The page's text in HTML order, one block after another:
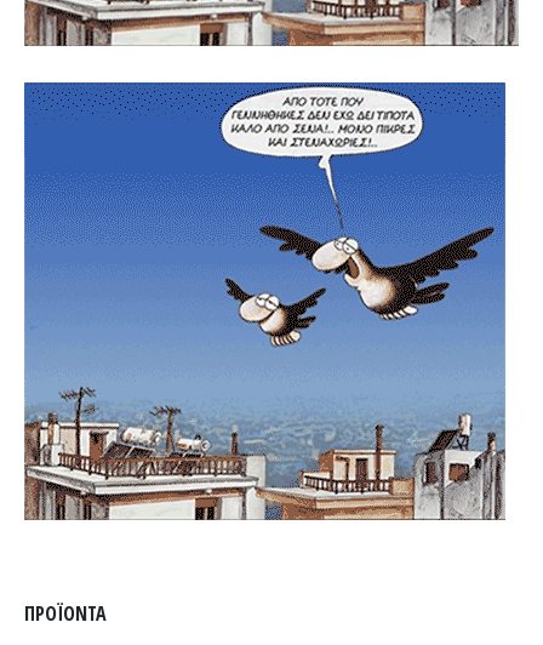
ΠΡΟΪΌΝΤΑ